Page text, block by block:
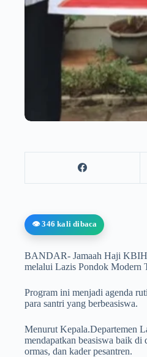
👁️ 346 kali dibaca
BANDAR- Jamaah Haji KBIH
melalui Lazis Pondok Modern
Program ini menjadi agenda
para santri yang berbeasiswa.
Menurut Kepala.Departemen
mendapatkan beasiswa baik
ormas, dan kader pesantren.